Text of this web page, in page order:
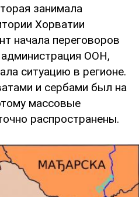
занимала
Хорватии
начала переговоров
ООН,
ситуацию в регионе.
и сербами был на
массовые
распространены.